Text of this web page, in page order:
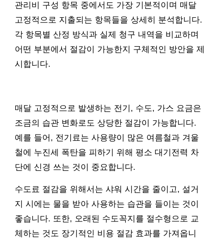
관리비 구성 항목 중에서도 가장 기본적이며 매달
고정적으로 지출되는 항목들을 상세히 분석합니다.
각 항목별 산정 방식과 실제 청구 내역을 비교하며
어떤 부분에서 절감이 가능한지 구체적인 방안을 제
시합니다.
매달 고정적으로 발생하는 전기, 수도, 가스 요금은
조금의 습관 변화로도 상당한 절감이 가능합니다.
예를 들어, 전기료는 사용량이 많은 여름철과 겨울
철에 누진세 폭탄을 피하기 위해 평소 대기전력 차
단에 신경 쓰는 것이 중요합니다.
수도료 절감을 위해서는 샤워 시간을 줄이고, 설거
지 시에는 물을 받아 사용하는 습관을 들이는 것이
좋습니다. 또한, 오래된 수도꼭지를 절수형으로 교
체하는 것도 장기적인 비용 절감 효과를 가져옵니